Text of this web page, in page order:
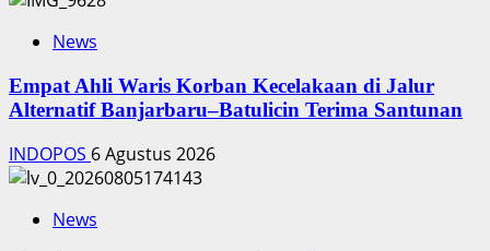
News
Empat Ahli Waris Korban Kecelakaan di Jalur
Alternatif Banjarbaru–Batulicin Terima Santunan
INDOPOS 6 Agustus 2026
News